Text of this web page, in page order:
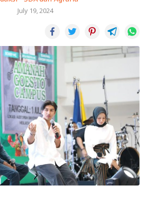
July 19, 2024